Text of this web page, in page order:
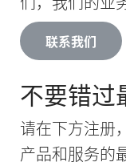
联系我们
不要错过
请在下方注册
产品和服务的